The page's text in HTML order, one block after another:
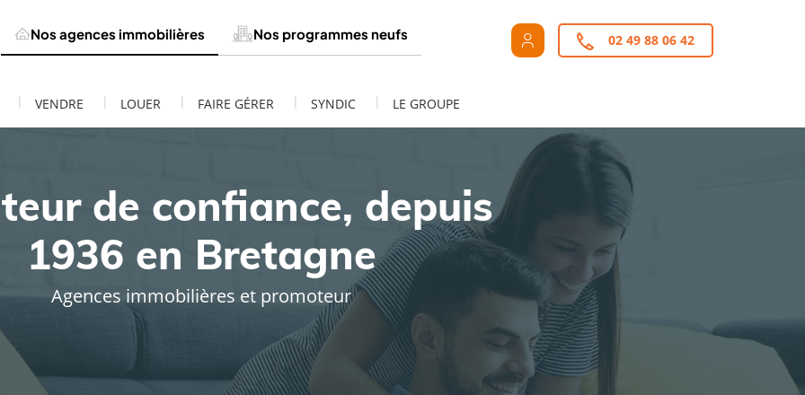
Nos agences immobilières Nos programmes neufs 02 49 88 06 42
| VENDRE | LOUER | FAIRE GÉRER | SYNDIC | LE GROUPE
de confiance, depuis
1936 en Bretagne
Agences immobilières et promoteur
ESTIMATION DE MON BIEN